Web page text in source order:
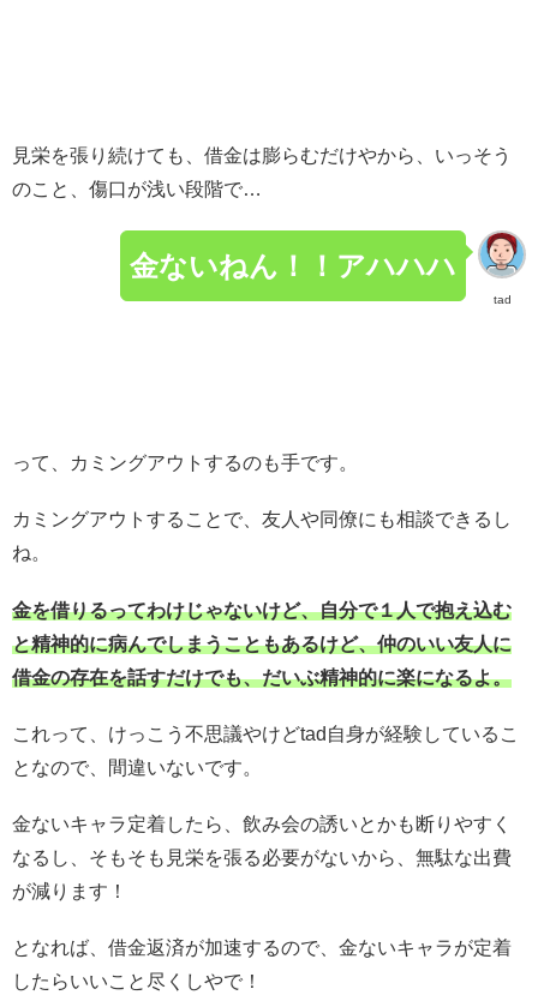
見栄を張り続けても、借金は膨らむだけやから、いっそう
のこと、傷口が浅い段階で…
tad
金ないねん！！アハハハ
って、カミングアウトするのも手です。
カミングアウトすることで、友人や同僚にも相談できるし
ね。
金を借りるってわけじゃないけど、自分で１人で抱え込む
と精神的に病んでしまうこともあるけど、仲のいい友人に
借金の存在を話すだけでも、だいぶ精神的に楽になるよ。
これって、けっこう不思議やけどtad自身が経験しているこ
となので、間違いないです。
金ないキャラ定着したら、飲み会の誘いとかも断りやすく
なるし、そもそも見栄を張る必要がないから、無駄な出費
が減ります！
となれば、借金返済が加速するので、金ないキャラが定着
したらいいこと尽くしやで！